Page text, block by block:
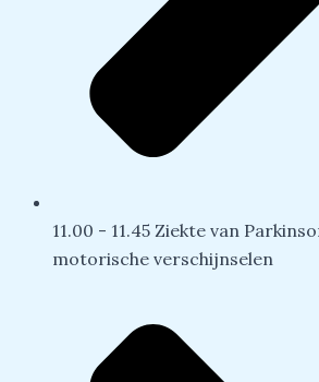
11.00 - 11.45 Ziekte van
motorische verschijnselen